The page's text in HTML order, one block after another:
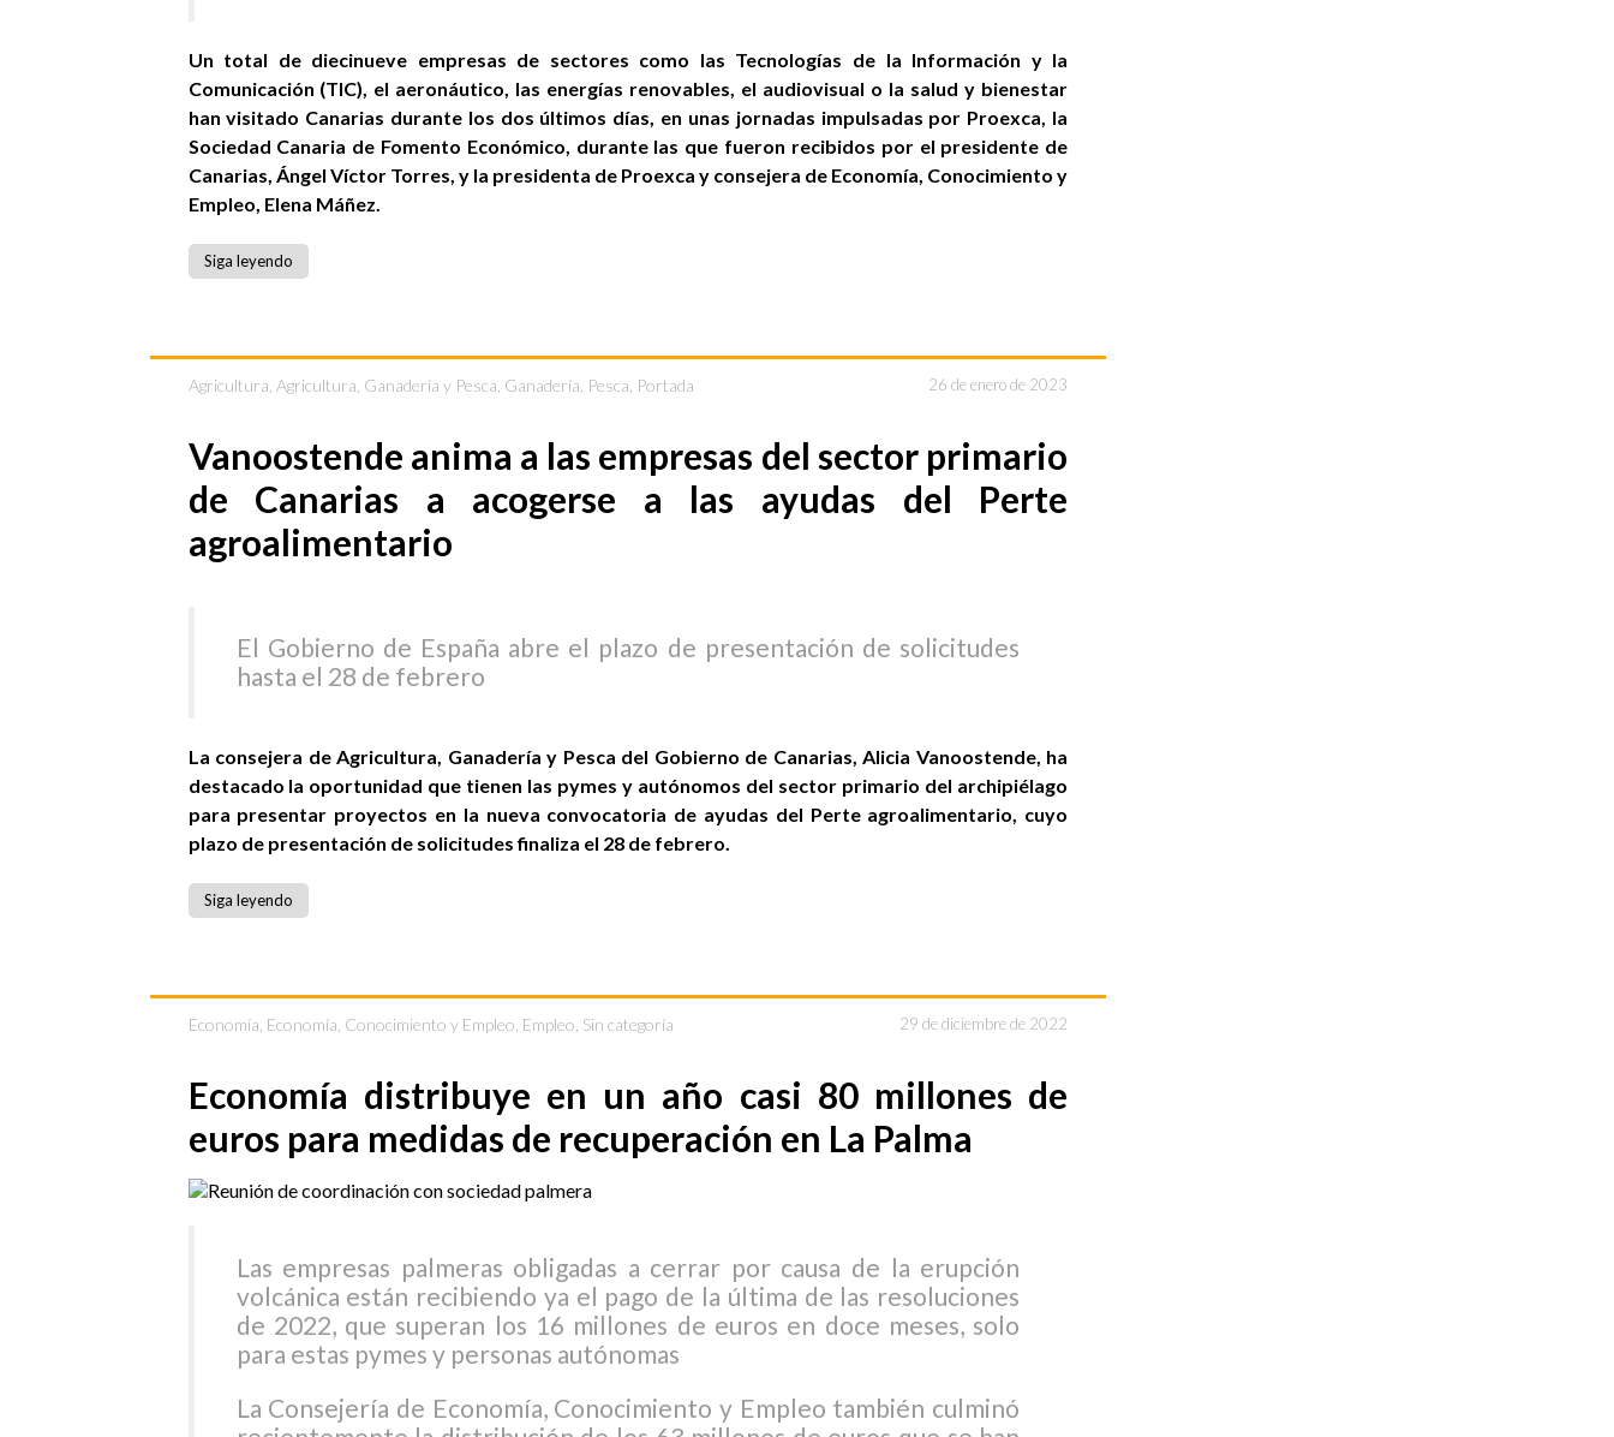
Un total de diecinueve empresas de sectores como las Tecnologías de la Información y la
Comunicación (TIC), el aeronáutico, las energías renovables, el audiovisual o la salud y bienestar
han visitado Canarias durante los dos últimos días, en unas jornadas impulsadas por Proexca, la
Sociedad Canaria de Fomento Económico, durante las que fueron recibidos por el presidente de
Canarias, Ángel Víctor Torres, y la presidenta de Proexca y consejera de Economía, Conocimiento y
Empleo, Elena Máñez.
Siga leyendo
Agricultura Agricultura, Ganadería y Pesca Ganadería Pesca Portada 26 de enero de 2023
Vanoostende anima a las empresas del sector primario
de Canarias a acogerse a las ayudas del Perte
agroalimentario
El Gobierno de España abre el plazo de presentación de solicitudes
hasta el 28 de febrero
La consejera de Agricultura, Ganadería y Pesca del Gobierno de Canarias, Alicia Vanoostende, ha
destacado la oportunidad que tienen las pymes y autónomos del sector primario del archipiélago
para presentar proyectos en la nueva convocatoria de ayudas del Perte agroalimentario, cuyo
plazo de presentación de solicitudes finaliza el 28 de febrero.
Siga leyendo
Economía Economía, Conocimiento y Empleo Empleo Sin categoría 29 de diciembre de 2022
Economía distribuye en un año casi 80 millones de
euros para medidas de recuperación en La Palma
Las empresas palmeras obligadas a cerrar por causa de la erupción
volcánica están recibiendo ya el pago de la última de las resoluciones
de 2022, que superan los 16 millones de euros en doce meses, solo
para estas pymes y personas autónomas
La Consejería de Economía, Conocimiento y Empleo también culminó